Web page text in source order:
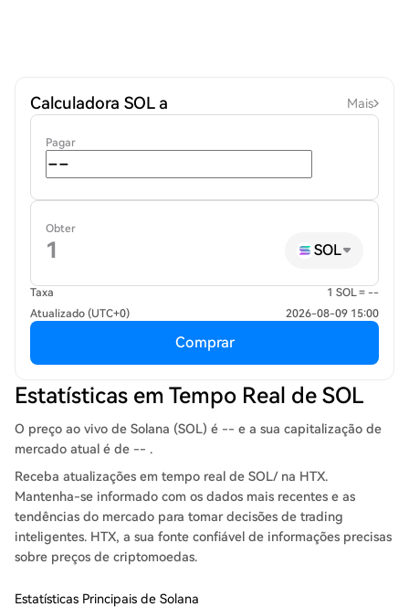
Calculadora SOL a Mais
Pagar
Obter
SOL
Taxa
1 SOL = --
Atualizado (UTC+0)
2026-08-09 15:00
Comprar
Estatísticas em Tempo Real de SOL
O preço ao vivo de Solana (SOL) é -- e a sua capitalização de
mercado atual é de -- .
Receba atualizações em tempo real de SOL/ na HTX.
Mantenha-se informado com os dados mais recentes e as
tendências do mercado para tomar decisões de trading
inteligentes. HTX, a sua fonte confiável de informações precisas
sobre preços de criptomoedas.
Estatísticas Principais de Solana